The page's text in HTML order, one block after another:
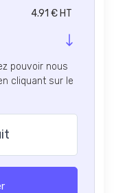
4.91 € HT
pouvoir nous
cliquant sur le